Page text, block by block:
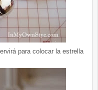
para colocar la estrella